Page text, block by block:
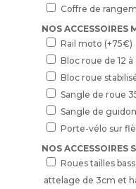
Coffre de
NOS ACCESSOIRES
Rail moto (+75€)
Bloc roue de 12 à
Bloc roue
Sangle de roue
Sangle de
Porte-vélo sur
NOS ACCESSOIRES
Roues tailles
attelage de 3cm et